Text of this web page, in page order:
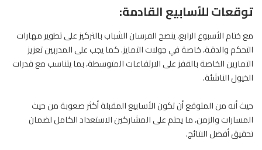
توقعات للأسابيع القادمة:
مع ختام الأسبوع الرابع، ينصح الفرسان الشباب بالتركيز على تطوير مهارات
التحكم والدقة، خاصة في جولات التمايز. كما يجب على المدربين تعزيز
التمارين الخاصة بالقفز على الارتفاعات المتوسطة، بما يتناسب مع قدرات
الخيول الناشئة.
حيث أنه من المتوقع أن تكون الأسابيع المقبلة أكثر صعوبة من حيث
المسارات والزمن، ما يحتم على المشاركين الاستعداد الكامل لضمان
تحقيق أفضل النتائج.